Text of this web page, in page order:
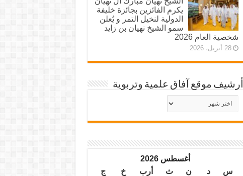
يكرم الفائزين بجائزة خليفة
الدولية لنخيل التمر و يُعلن
سمو الشيخ نهيان بن زايد
شخصية العام 2026
28 أبريل، 2026
أرشيف موقع آفاق علمية وتربوية
أرشيف
موقع
أغسطس 2026
س
د ن ث أرب خ
ج